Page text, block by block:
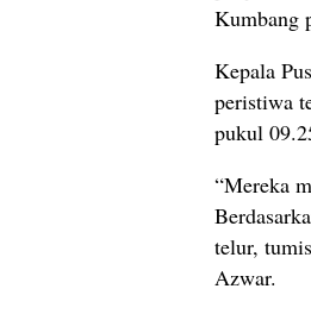
Kumbang
Kepala
peristiwa
pukul
“Mereka
telur,
Azwar.